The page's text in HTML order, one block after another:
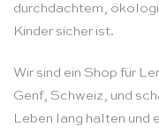
durchdachtem,
Kinder sicher ist.
Wir sind ein Shop für
Genf, Schweiz, und
Leben lang halten und